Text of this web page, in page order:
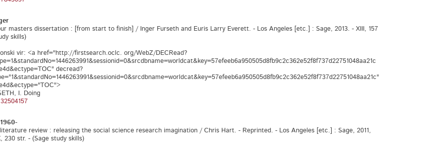
dissertation : [from start to finish] / Inger Furseth and Euris Larry Everett. - Los Angeles [etc.] : Sage, 2013. - XIII, 157
skills)
vir: <a href="http://firstsearch.oclc. org/WebZ/DECRead?
decread?
I. Doing
32504157
review : releasing the social science research imagination / Chris Hart. - Reprinted. - Los Angeles [etc.] : Sage, 2011,
230 str. - (Sage study skills)